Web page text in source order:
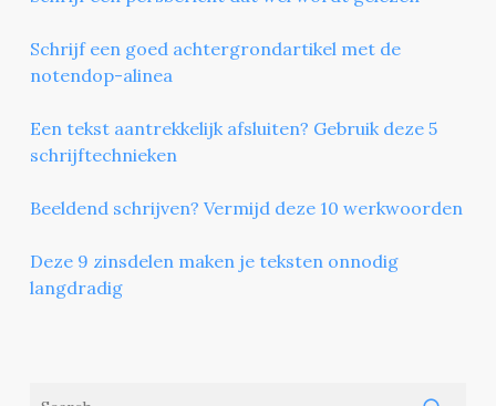
Schrijf een goed achtergrondartikel met de
notendop-alinea
Een tekst aantrekkelijk afsluiten? Gebruik deze 5
schrijftechnieken
Beeldend schrijven? Vermijd deze 10 werkwoorden
Deze 9 zinsdelen maken je teksten onnodig
langdradig